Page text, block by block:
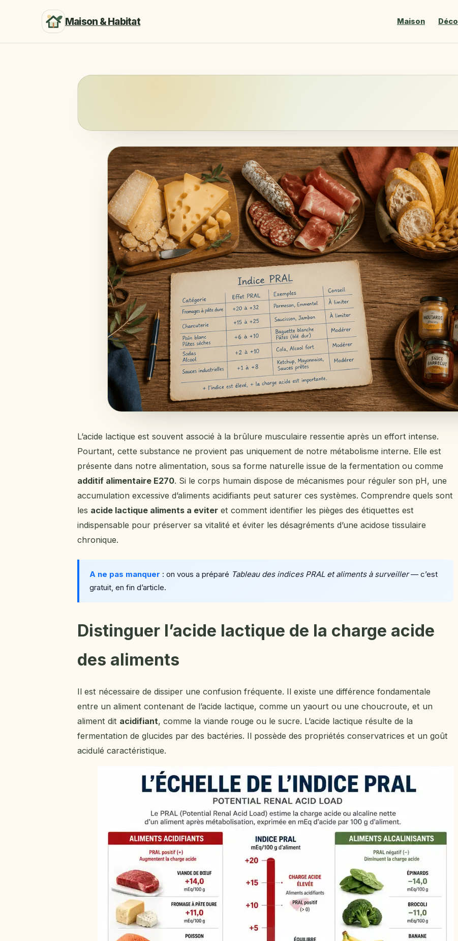
Maison & Habitat Maison Déco
L’acide lactique est souvent associé à la brûlure musculaire ressentie après un effort intense.
Pourtant, cette substance ne provient pas uniquement de notre métabolisme interne. Elle est
présente dans notre alimentation, sous sa forme naturelle issue de la fermentation ou comme
additif alimentaire E270. Si le corps humain dispose de mécanismes pour réguler son pH, une
accumulation excessive d’aliments acidifiants peut saturer ces systèmes. Comprendre quels sont
les acide lactique aliments a eviter et comment identifier les pièges des étiquettes est
indispensable pour préserver sa vitalité et éviter les désagréments d’une acidose tissulaire
chronique.
A ne pas manquer : on vous a préparé Tableau des indices PRAL et aliments à surveiller— c’est
gratuit, en fin d’article.
Distinguer l’acide lactique de la charge acide
des aliments
Il est nécessaire de dissiper une confusion fréquente. Il existe une différence fondamentale
entre un aliment contenant de l’acide lactique, comme un yaourt ou une choucroute, et un
aliment dit acidifiant, comme la viande rouge ou le sucre. L’acide lactique résulte de la
fermentation de glucides par des bactéries. Il possède des propriétés conservatrices et un goût
acidulé caractéristique.